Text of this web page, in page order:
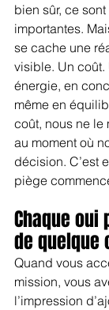
bien sûr, ce
importantes.
se cache une
visible. Un coût.
énergie, en
même en
coût, nous ne le
au moment où
décision. C’est
piège
Chaque oui
de quelque
Quand vous
mission, vous
l’impression